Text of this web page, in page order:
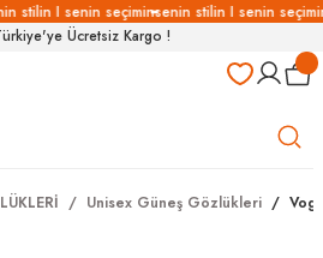
stilin I senin seçiminsenin stilin I senin
Ücretsiz Kargo !
Dön
Dön
Dön
Dön
Unisex Güneş Gözlükleri